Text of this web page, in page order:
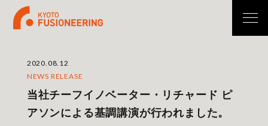
2020.08.12
NEWS RELEASE
当社チーフイノベーター・リチャード ピ
アソンによる基調講演が行われました。